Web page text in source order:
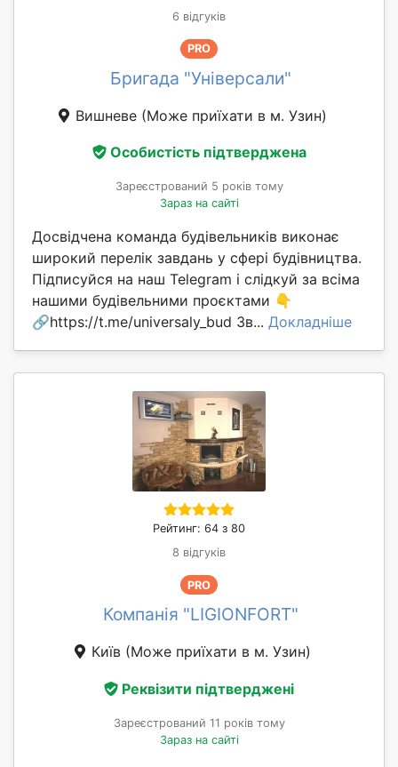
6 відгуків
PRO
Бригада "Універсали"
Вишневе (Може приїхати в м. Узин)
Особистість підтверджена
Зареєстрований 5 років тому
Зараз на сайті
Досвідчена команда будівельників виконає
широкий перелік завдань у сфері будівництва.
Підписуйся на наш Telegram і слідкуй за всіма
нашими будівельними проєктами 👇
🔗https://t.me/universaly_bud Зв... Докладніше
Рейтинг: 64 з 80
8 відгуків
PRO
Компанія "LIGIONFORT"
Київ (Може приїхати в м. Узин)
Реквізити підтверджені
Зареєстрований 11 років тому
Зараз на сайті